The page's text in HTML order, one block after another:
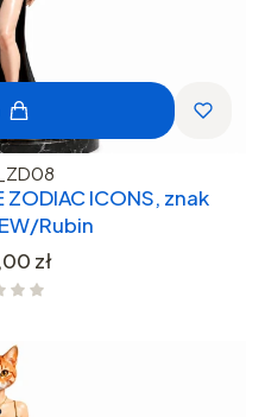
ZODIAC ICONS, znak
Rubin
zł